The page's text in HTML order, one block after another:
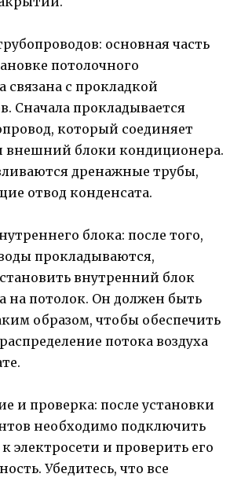
основная часть
потолочного
связана с прокладкой
Сначала прокладывается
который соединяет
внешний блоки кондиционера.
дренажные трубы,
отвод конденсата.
блока: после того,
прокладываются,
внутренний блок
на потолок. Он должен быть
образом, чтобы обеспечить
потока воздуха
и проверка: после установки
необходимо подключить
электросети и проверить его
Убедитесь, что все